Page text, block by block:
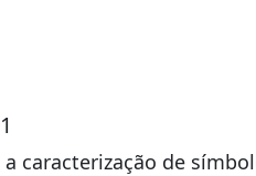
caracterização de